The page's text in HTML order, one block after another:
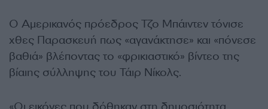
Ο Αμερικανός πρόεδρος Τζο Μπάιντεν τόνισε
χθες Παρασκευή πως «αγανάκτησε» και «πόνεσε
βαθιά» βλέποντας το «φρικιαστικό» βίντεο της
βίαιης σύλληψης του Τάιρ Νίκολς.